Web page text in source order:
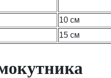
10 см
15 см